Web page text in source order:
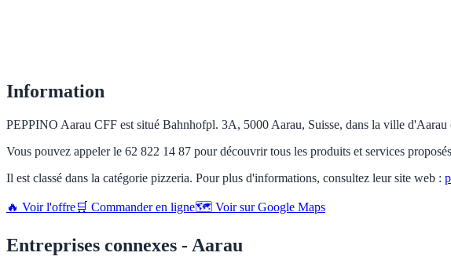
Information
PEPPINO Aarau CFF est situé Bahnhofpl. 3A, 5000 Aarau, Suisse, dans la ville d'Aarau
Vous pouvez appeler le 62 822 14 87 pour découvrir tous les produits et services
Il est classé dans la catégorie pizzeria. Pour plus d'informations, consultez leur site web :
🔥 Voir l'offre🛒 Commander en ligne🗺️ Voir sur Google Maps
Entreprises connexes - Aarau